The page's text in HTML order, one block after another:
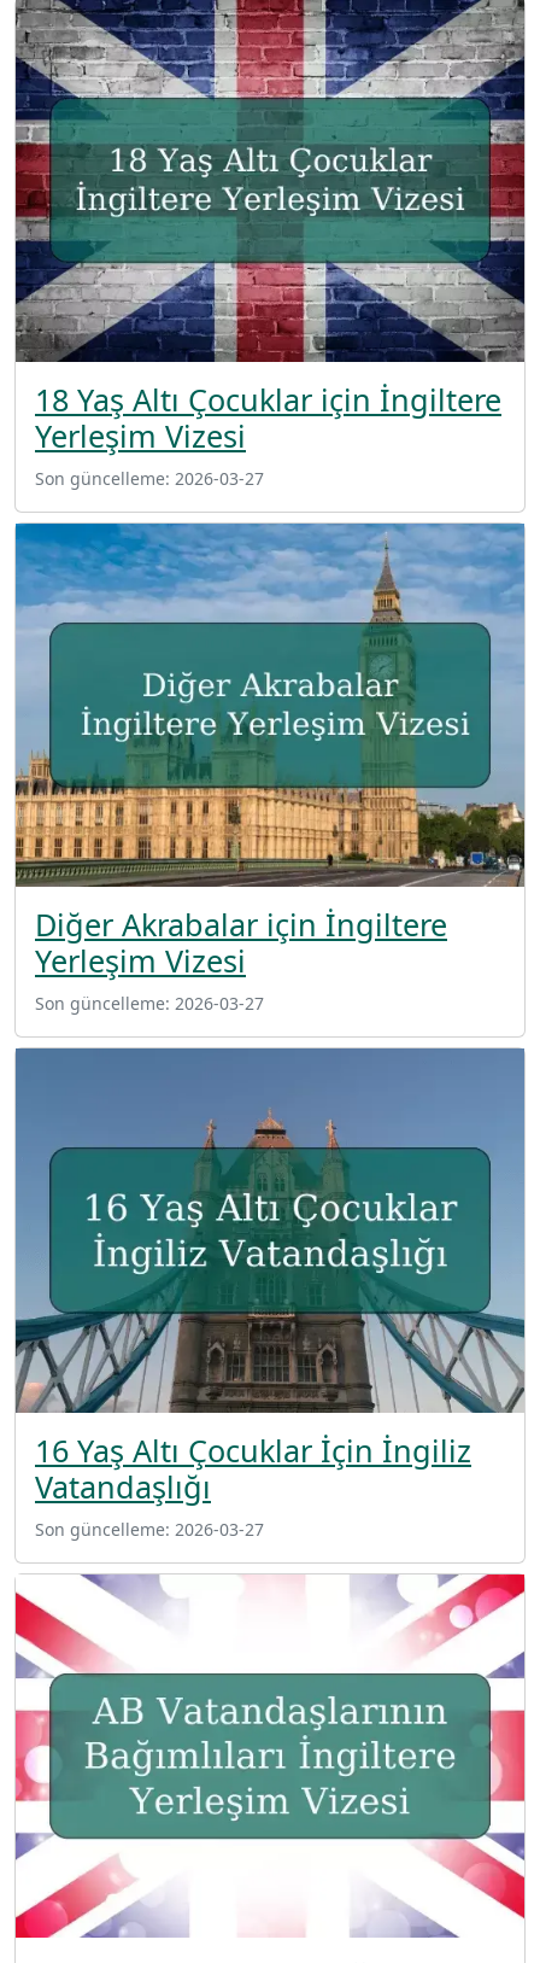
18 Yaş Altı Çocuklar için İngiltere
Yerleşim Vizesi
Son güncelleme: 2026-03-27
Diğer Akrabalar için İngiltere
Yerleşim Vizesi
Son güncelleme: 2026-03-27
16 Yaş Altı Çocuklar İçin İngiliz
Vatandaşlığı
Son güncelleme: 2026-03-27